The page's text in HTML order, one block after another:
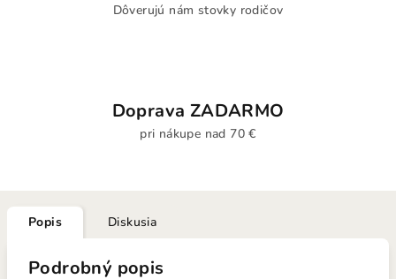
Dôverujú nám stovky rodičov
Doprava ZADARMO
pri nákupe nad 70 €
Popis Diskusia
Podrobný popis